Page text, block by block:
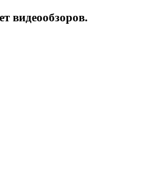
видеообзоров.